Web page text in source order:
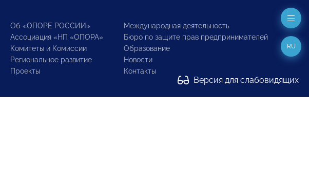
Об «ОПОРЕ РОССИИ»
Ассоциация «НП «ОПОРА»
Комитеты и Комиссии
Региональное развитие
Проекты
Международная деятельность
Бюро по защите прав предпринимателей
Образование
Новости
Контакты
Версия для слабовидящих
RU